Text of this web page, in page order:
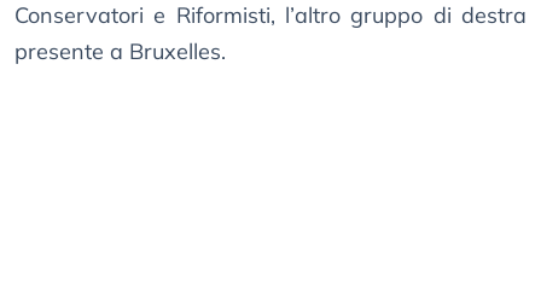
Conservatori e Riformisti, l’altro gruppo di destra
presente a Bruxelles.